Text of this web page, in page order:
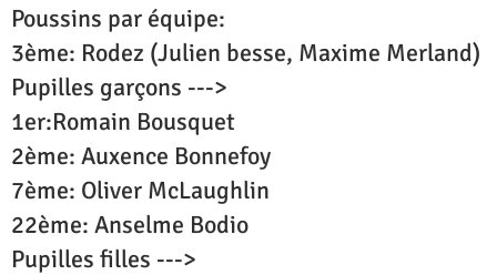
Poussins par équipe:
3ème: Rodez (Julien besse, Maxime Merland)
Pupilles garçons --->
1er:Romain Bousquet
2ème: Auxence Bonnefoy
7ème: Oliver McLaughlin
22ème: Anselme Bodio
Pupilles filles --->